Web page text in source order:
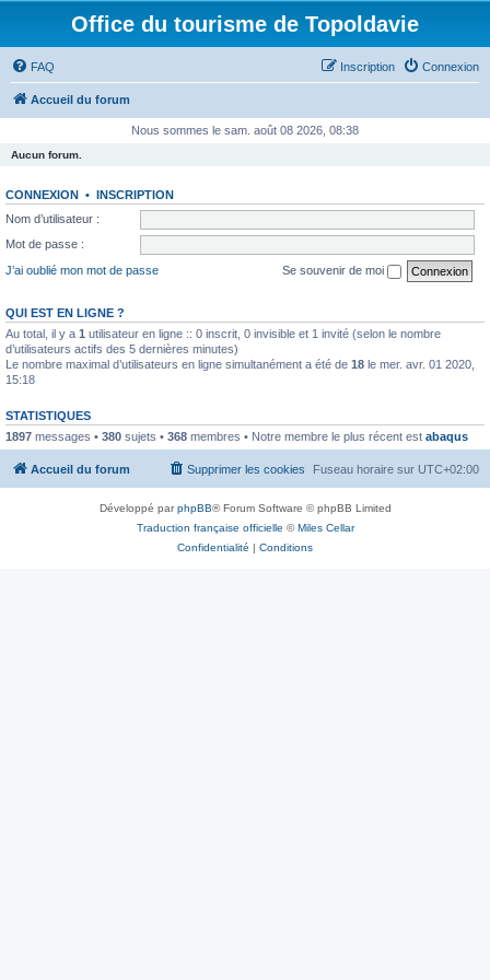
Office du tourisme de Topoldavie
FAQ Connexion
Inscription
Accueil du forum
Nous sommes le sam. août 08 2026, 08:38
Aucun forum.
CONNEXION • INSCRIPTION
Nom d’utilisateur :
Mot de passe :
J’ai oublié mon mot de passe
Se souvenir de moi
QUI EST EN LIGNE ?
Au total, il y a 1 utilisateur en ligne :: 0 inscrit, 0 invisible et 1 invité (selon le nombre
d’utilisateurs actifs des 5 dernières minutes)
Le nombre maximal d’utilisateurs en ligne simultanément a été de 18 le mer. avr. 01 2020,
15:18
STATISTIQUES
1897 messages • 380 sujets • 368 membres • Notre membre le plus récent est abaqus
Accueil du forum Fuseau horaire sur UTC+02:00
Supprimer les cookies
Développé parphpBB® Forum Software © phpBB Limited
Traduction française officielle ©Miles Cellar
Confidentialité | Conditions